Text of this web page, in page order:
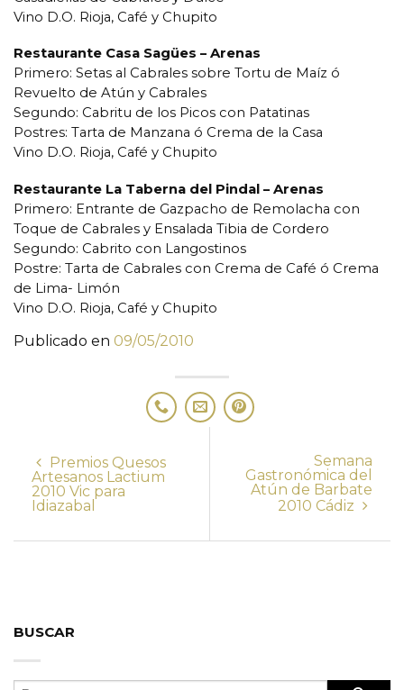
Vino D.O. Rioja, Café y Chupito
Restaurante Casa Sagües – Arenas
Primero: Setas al Cabrales sobre Tortu de Maíz ó
Revuelto de Atún y Cabrales
Segundo: Cabritu de los Picos con Patatinas
Postres: Tarta de Manzana ó Crema de la Casa
Vino D.O. Rioja, Café y Chupito
Restaurante La Taberna del Pindal – Arenas
Primero: Entrante de Gazpacho de Remolacha con
Toque de Cabrales y Ensalada Tibia de Cordero
Segundo: Cabrito con Langostinos
Postre: Tarta de Cabrales con Crema de Café ó Crema
de Lima- Limón
Vino D.O. Rioja, Café y Chupito
Publicado en 09/05/2010
Premios Quesos
Artesanos Lactium
2010 Vic para
Idiazabal
Semana
Gastronómica del
Atún de Barbate
2010 Cádiz
BUSCAR